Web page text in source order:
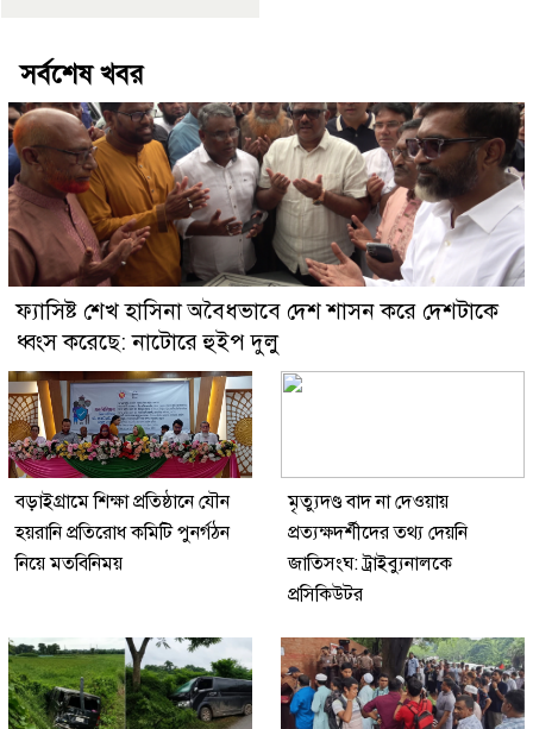
সর্বশেষ খবর
ফ্যাসিষ্ট শেখ হাসিনা অবৈধভাবে দেশ শাসন করে দেশটাকে
ধ্বংস করেছে: নাটোরে হুইপ দুলু
বড়াইগ্রামে শিক্ষা প্রতিষ্ঠানে যৌন
হয়রানি প্রতিরোধ কমিটি পুনর্গঠন
নিয়ে মতবিনিময়
মৃত্যুদণ্ড বাদ না দেওয়ায়
প্রত্যক্ষদর্শীদের তথ্য দেয়নি
জাতিসংঘ: ট্রাইব্যুনালকে
প্রসিকিউটর